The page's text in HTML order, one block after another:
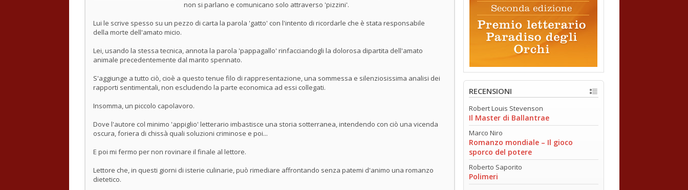
non si parlano e comunicano solo attraverso 'pizzini'.
Lui le scrive spesso su un pezzo di carta la parola 'gatto' con l'intento di ricordarle che è stata responsabile
della morte dell'amato micio.
Lei, usando la stessa tecnica, annota la parola 'pappagallo' rinfacciandogli la dolorosa dipartita dell'amato
animale precedentemente dal marito spennato.
S'aggiunge a tutto ciò, cioè a questo tenue filo di rappresentazione, una sommessa e silenziosissima analisi dei
rapporti sentimentali, non escludendo la parte economica ad essi collegati.
Insomma, un piccolo capolavoro.
Dove l'autore col minimo 'appiglio' letterario imbastisce una storia sotterranea, intendendo con ciò una vicenda
oscura, foriera di chissà quali soluzioni criminose e poi...
E poi mi fermo per non rovinare il finale al lettore.
Lettore che, in questi giorni di isterie culinarie, può rimediare affrontando senza patemi d'animo una romanzo
dietetico.
RECENSIONI
Robert Louis Stevenson
Il Master di Ballantrae
Marco Niro
Romanzo mondiale – Il gioco
sporco del potere
Roberto Saporito
Polimeri